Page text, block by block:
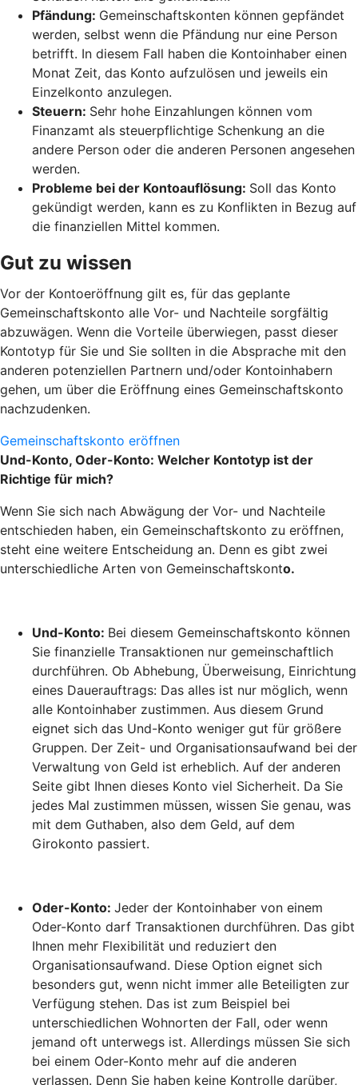
Pfändung: Gemeinschaftskonten können gepfändet
werden, selbst wenn die Pfändung nur eine Person
betrifft. In diesem Fall haben die Kontoinhaber einen
Monat Zeit, das Konto aufzulösen und jeweils ein
Einzelkonto anzulegen.
Steuern: Sehr hohe Einzahlungen können vom
Finanzamt als steuerpflichtige Schenkung an die
andere Person oder die anderen Personen angesehen
werden.
Probleme bei der Kontoauflösung: Soll das Konto
gekündigt werden, kann es zu Konflikten in Bezug auf
die finanziellen Mittel kommen.
Gut zu wissen
Vor der Kontoeröffnung gilt es, für das geplante
Gemeinschaftskonto alle Vor- und Nachteile sorgfältig
abzuwägen. Wenn die Vorteile überwiegen, passt dieser
Kontotyp für Sie und Sie sollten in die Absprache mit den
anderen potenziellen Partnern und/oder Kontoinhabern
gehen, um über die Eröffnung eines Gemeinschaftskonto
nachzudenken.
Gemeinschaftskonto eröffnen
Und-Konto, Oder-Konto: Welcher Kontotyp ist der
Richtige für mich?
Wenn Sie sich nach Abwägung der Vor- und Nachteile
entschieden haben, ein Gemeinschaftskonto zu eröffnen,
steht eine weitere Entscheidung an. Denn es gibt zwei
unterschiedliche Arten von Gemeinschaftskonto.
Und-Konto: Bei diesem Gemeinschaftskonto können
Sie finanzielle Transaktionen nur gemeinschaftlich
durchführen. Ob Abhebung, Überweisung, Einrichtung
eines Dauerauftrags: Das alles ist nur möglich, wenn
alle Kontoinhaber zustimmen. Aus diesem Grund
eignet sich das Und-Konto weniger gut für größere
Gruppen. Der Zeit- und Organisationsaufwand bei der
Verwaltung von Geld ist erheblich. Auf der anderen
Seite gibt Ihnen dieses Konto viel Sicherheit. Da Sie
jedes Mal zustimmen müssen, wissen Sie genau, was
mit dem Guthaben, also dem Geld, auf dem
Girokonto passiert.
Oder-Konto: Jeder der Kontoinhaber von einem
Oder-Konto darf Transaktionen durchführen. Das gibt
Ihnen mehr Flexibilität und reduziert den
Organisationsaufwand. Diese Option eignet sich
besonders gut, wenn nicht immer alle Beteiligten zur
Verfügung stehen. Das ist zum Beispiel bei
unterschiedlichen Wohnorten der Fall, oder wenn
jemand oft unterwegs ist. Allerdings müssen Sie sich
bei einem Oder-Konto mehr auf die anderen
verlassen. Denn Sie haben keine Kontrolle darüber,